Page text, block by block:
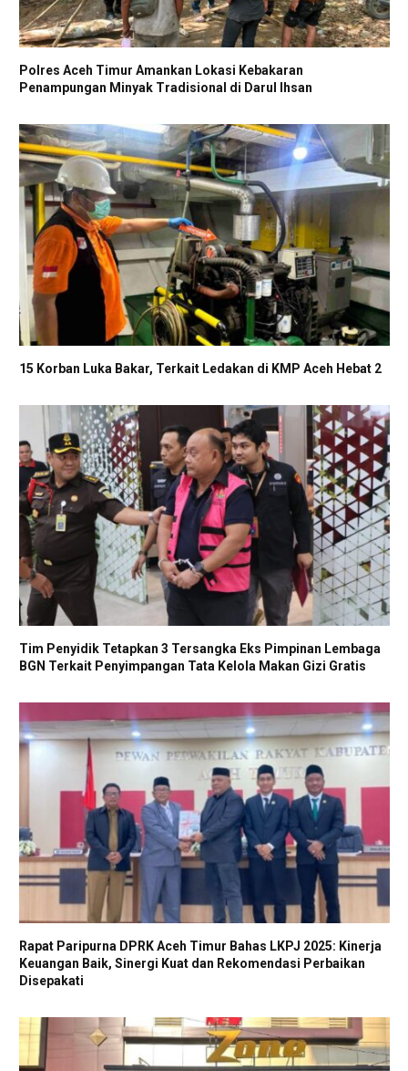
Polres Aceh Timur Amankan Lokasi Kebakaran
Penampungan Minyak Tradisional di Darul Ihsan
15 Korban Luka Bakar, Terkait Ledakan di KMP Aceh Hebat 2
Tim Penyidik Tetapkan 3 Tersangka Eks Pimpinan Lembaga
BGN Terkait Penyimpangan Tata Kelola Makan Gizi Gratis
Rapat Paripurna DPRK Aceh Timur Bahas LKPJ 2025: Kinerja
Keuangan Baik, Sinergi Kuat dan Rekomendasi Perbaikan
Disepakati